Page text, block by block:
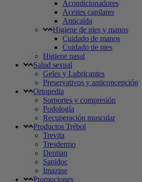
Acondicionadores
Aceites capilares
Anticaída
Higiene de pies y manos
Cuidado de manos
Cuidado de pies
Higiene nasal
Salud sexual
Geles y Lubricantes
Preservativos y anticoncepción
Ortopedia
Sorportes y compresión
Podología
Recuperación muscular
Productos Trébol
Trevita
Tresdermo
Dentian
Sanidoc
Imazine
Promociones